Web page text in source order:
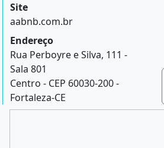
Site
aabnb.com.br
Endereço
Rua Perboyre e Silva, 111 -
Sala 801
Centro - CEP 60030-200 -
Fortaleza-CE